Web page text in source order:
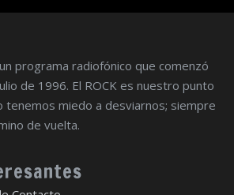
programa radiofónico que comenzó
de 1996. El ROCK es nuestro punto
tenemos miedo a desviarnos; siempre
de vuelta.